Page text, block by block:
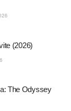
(2026)
The Odyssey